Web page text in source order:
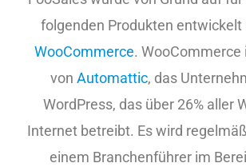
folgenden Produkten entwickelt
WooCommerce. WooCommerce
von Automattic, das
WordPress, das über 26% aller
Internet betreibt. Es wird
einem Branchenführer im